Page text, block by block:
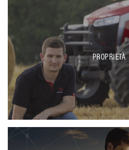
PROPRIETÀ